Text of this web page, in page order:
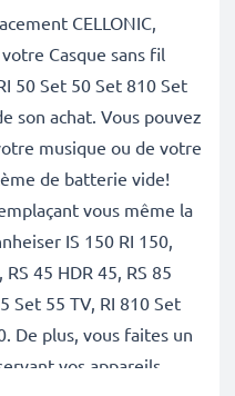
CELLONIC,
Casque sans fil
50 Set 50 Set 810 Set
son achat. Vous pouvez
musique ou de votre
de batterie vide!
vous même la
IS 150 RI 150,
45 HDR 45, RS 85
Set 55 TV, RI 810 Set
De plus, vous faites un
vos appareils